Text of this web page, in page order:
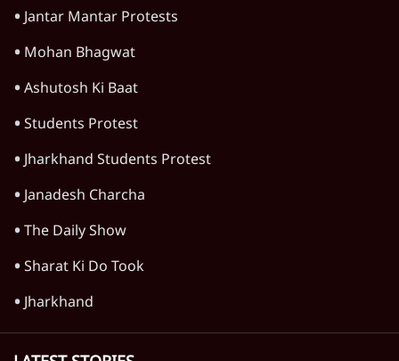
Jantar Mantar Protests
Mohan Bhagwat
Ashutosh Ki Baat
Students Protest
Jharkhand Students Protest
Janadesh Charcha
The Daily Show
Sharat Ki Do Took
Jharkhand